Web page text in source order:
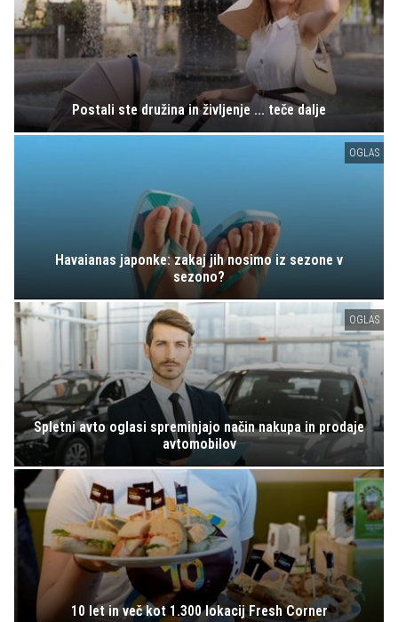
Postali ste družina in življenje ... teče dalje
OGLAS
Havaianas japonke: zakaj jih nosimo iz sezone v
sezono?
OGLAS
Spletni avto oglasi spreminjajo način nakupa in prodaje
avtomobilov
10 let in več kot 1.300 lokacij Fresh Corner